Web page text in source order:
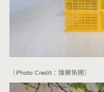
（Photo Credit：雄獅集團）